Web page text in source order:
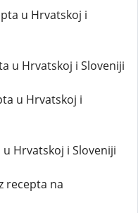
u Hrvatskoj i
u Hrvatskoj i Sloveniji
u Hrvatskoj i
Hrvatskoj i Sloveniji
recepta na